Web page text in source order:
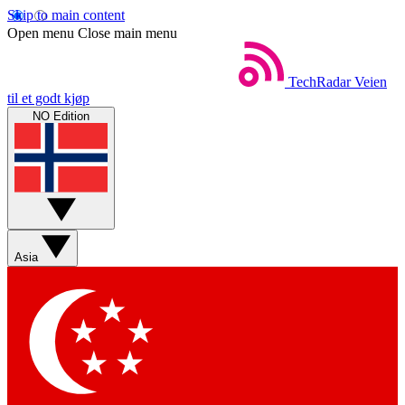
Skip to main content
Open menu Close main menu
TechRadar Veien
til et godt kjøp
NO Edition
Asia